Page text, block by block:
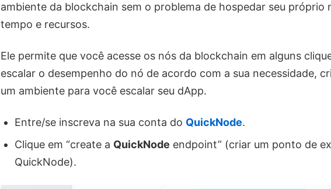
ambiente da blockchain sem o problema de hospedar seu próprio
tempo e recursos.
Ele permite que você acesse os nós da blockchain em alguns
escalar o desempenho do nó de acordo com a sua necessidade,
um ambiente para você escalar seu dApp.
Entre/se inscreva na sua conta do QuickNode.
Clique em “create a QuickNode endpoint” (criar um ponto de
QuickNode).